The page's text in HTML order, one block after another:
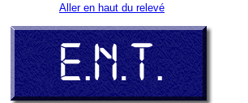
Aller en haut du relevé